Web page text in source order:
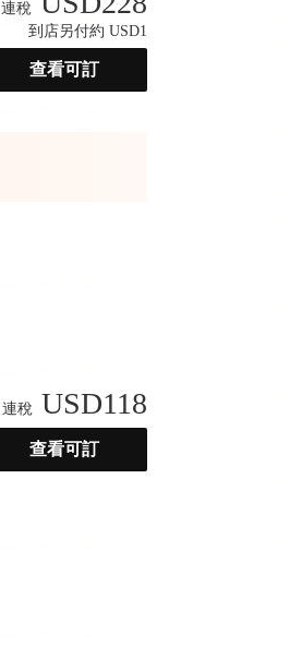
連稅
到店另付約 USD1
查看可訂
連稅 USD118
查看可訂